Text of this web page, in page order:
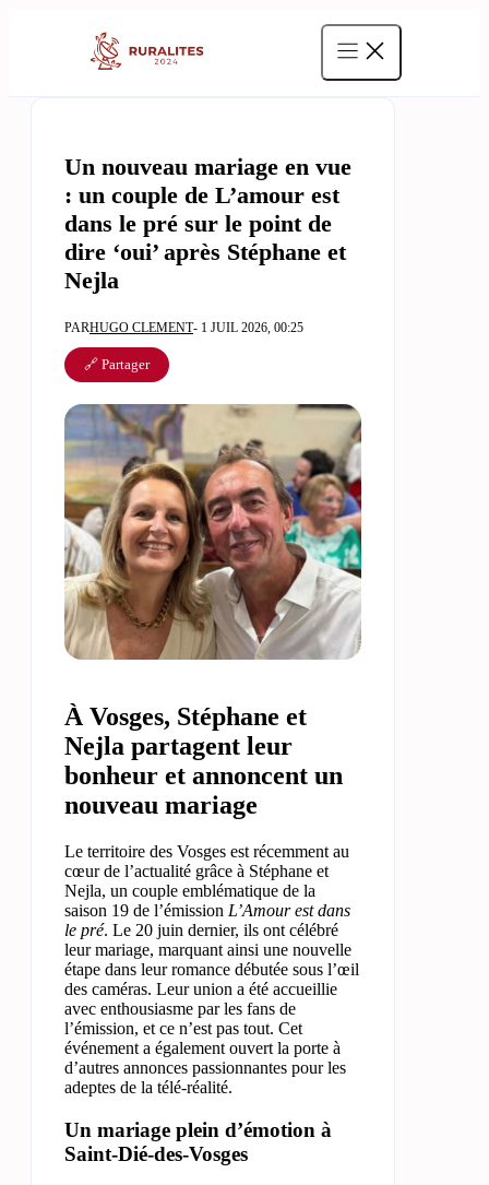
Un nouveau mariage en vue
: un couple de L’amour est
dans le pré sur le point de
dire ‘oui’ après Stéphane et
Nejla
PARHUGO CLEMENT- 1 JUIL 2026, 00:25
🔗 Partager
À Vosges, Stéphane et
Nejla partagent leur
bonheur et annoncent un
nouveau mariage
Le territoire des Vosges est récemment au
cœur de l’actualité grâce à Stéphane et
Nejla, un couple emblématique de la
saison 19 de l’émission L’Amour est dans
le pré. Le 20 juin dernier, ils ont célébré
leur mariage, marquant ainsi une nouvelle
étape dans leur romance débutée sous l’œil
des caméras. Leur union a été accueillie
avec enthousiasme par les fans de
l’émission, et ce n’est pas tout. Cet
événement a également ouvert la porte à
d’autres annonces passionnantes pour les
adeptes de la télé-réalité.
Un mariage plein d’émotion à
Saint-Dié-des-Vosges